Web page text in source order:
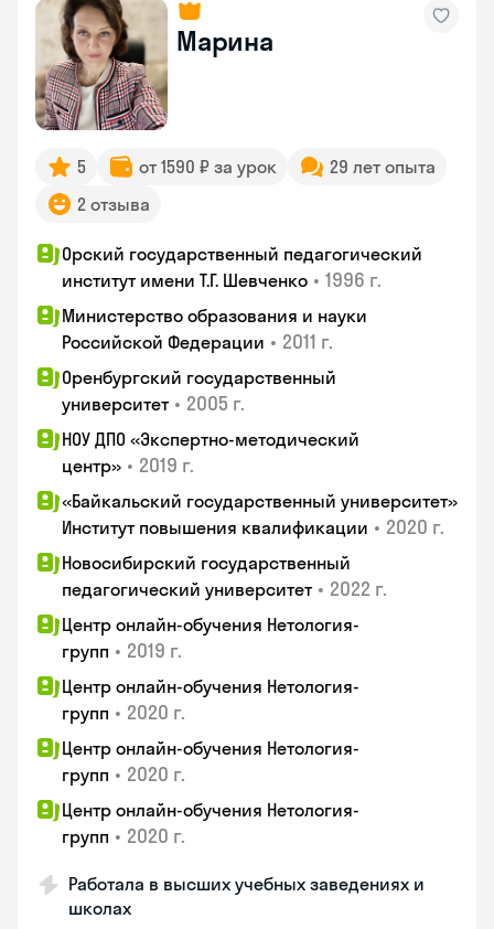
Марина
5 от 1590 ₽ за урок
29 лет опыта
2 отзыва
Орский государственный педагогический
институт имени Т.Г. Шевченко • 1996 г.
Министерство образования и науки
Российской Федерации • 2011 г.
Оренбургский государственный
университет • 2005 г.
НОУ ДПО «Экспертно-методический
центр» • 2019 г.
«Байкальский государственный университет»
Институт повышения квалификации • 2020 г.
Новосибирский государственный
педагогический университет • 2022 г.
Центр онлайн-обучения Нетология-
групп • 2019 г.
Центр онлайн-обучения Нетология-
групп • 2020 г.
Центр онлайн-обучения Нетология-
групп • 2020 г.
Центр онлайн-обучения Нетология-
групп • 2020 г.
Работала в высших учебных заведениях и
школах